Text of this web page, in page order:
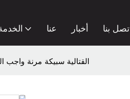
عنا أخبار بنا
القتالية سبيكة مرنة واجب